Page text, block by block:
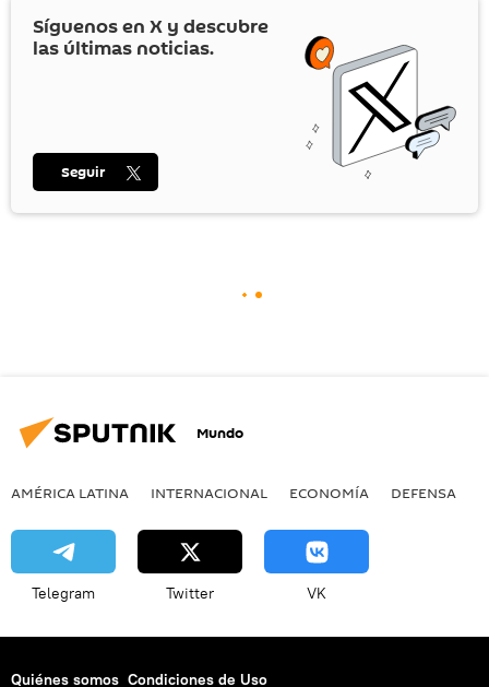
Síguenos en X y descubre
las últimas noticias.
Seguir
Mundo
AMÉRICA LATINA INTERNACIONAL ECONOMÍA DEFENSA
Telegram Twitter VK
Quiénes somos Condiciones de Uso